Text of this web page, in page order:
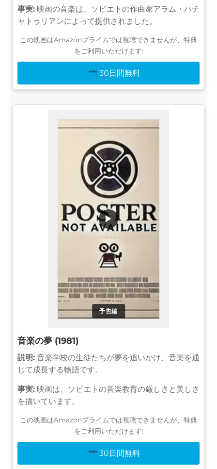
事実: 映画の音楽は、ソビエトの作曲家アラム・ハチ
ャトゥリアンによって提供されました。
この映画はAmazonプライムでは視聴できませんが、特典
をご利用いただけます:
30日間無料
予告編
▶
音楽の夢 (1981)
説明: 音楽学校の生徒たちが夢を追いかけ、音楽を通
じて成長する物語です。
事実: 映画は、ソビエトの音楽教育の厳しさと美しさ
を描いています。
この映画はAmazonプライムでは視聴できませんが、特典
をご利用いただけます:
30日間無料